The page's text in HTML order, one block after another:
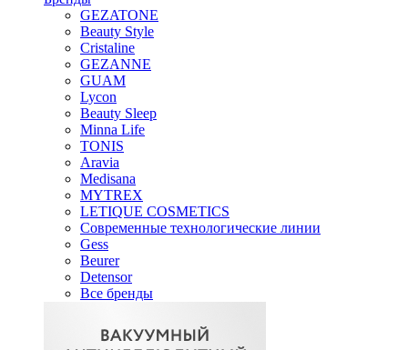
GEZATONE
Beauty Style
Cristaline
GEZANNE
GUAM
Lycon
Beauty Sleep
Minna Life
TONIS
Aravia
Medisana
MYTREX
LETIQUE COSMETICS
Современные технологические линии
Gess
Beurer
Detensor
Все бренды